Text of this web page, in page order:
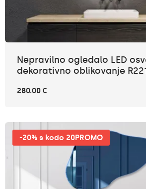
Nepravilno ogledalo LED
dekorativno oblikovanje
280.00 €
-20% s kodo 20PROMO